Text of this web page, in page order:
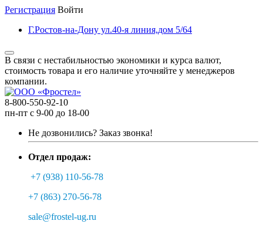
Регистрация Войти
Г.Ростов-на-Дону ул.40-я линия,дом 5/64
В связи с нестабильностью экономики и курса валют,
стоимость товара и его наличие уточняйте у менеджеров
компании.
8-800-550-92-10
пн-пт с 9-00 до 18-00
Не дозвонились? Заказ звонка!
Отдел продаж:
+7 (938) 110-56-78
+7 (863) 270-56-78
sale@frostel-ug.ru